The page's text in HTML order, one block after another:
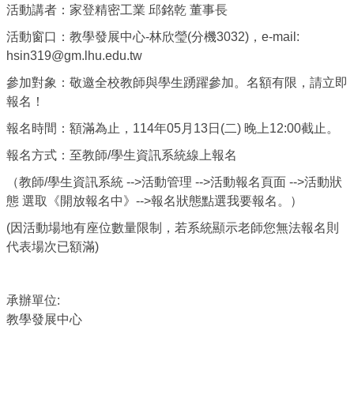
活動講者：家登精密工業 邱銘乾 董事長
活動窗口：教學發展中心-林欣瑩(分機3032)，e-mail:
hsin319@gm.lhu.edu.tw
參加對象：敬邀全校教師與學生踴躍參加。名額有限，請立即
報名！
報名時間：額滿為止，114年05月13日(二) 晚上12:00截止。
報名方式：至教師/學生資訊系統線上報名
（教師/學生資訊系統 -->活動管理 -->活動報名頁面 -->活動狀
態 選取《開放報名中》-->報名狀態點選我要報名。）
(因活動場地有座位數量限制，若系統顯示老師您無法報名則
代表場次已額滿)
承辦單位:
教學發展中心